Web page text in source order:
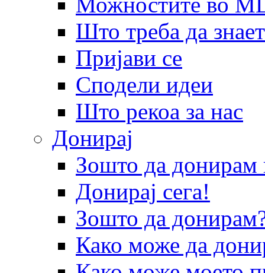
Што треба да
Пријави се
Сподели идеи
Што рекоа за нас
Донирај
Зошто да
Донирај сега!
Зошто да
Како може да